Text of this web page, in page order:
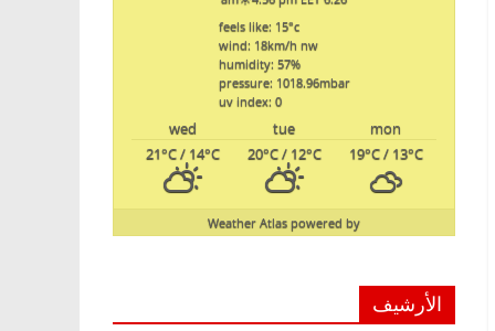
feels like: 15°c
wind: 18km/h nw
humidity: 57%
pressure: 1018.96mbar
uv index: 0
mon
tue
wed
19°C/ 13°C
20°C/ 12°C
21°C/ 14°C
powered by
Weather Atlas
الأرشيف